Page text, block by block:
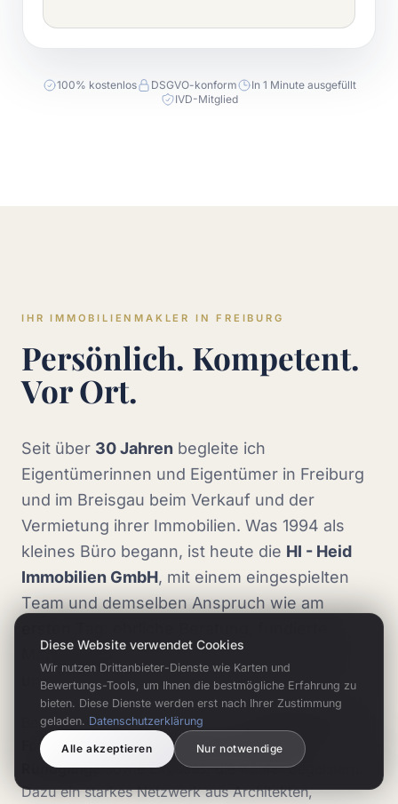
100% kostenlos DSGVO-konform
In 1 Minute ausgefüllt
IVD-Mitglied
IHR IMMOBILIENMAKLER IN FREIBURG
Persönlich. Kompetent.
Vor Ort.
Seit über 30 Jahren begleite ich
Eigentümerinnen und Eigentümer in Freiburg
und im Breisgau beim Verkauf und der
Vermietung ihrer Immobilien. Was 1994 als
kleines Büro begann, ist heute die HI - Heid
Immobilien GmbH, mit einem eingespielten
Team und demselben Anspruch wie am
Marktkenntnis und echte Leidenschaft für
unsere Region.
Bei jeder Immobilie setzen wir auf
Fotografie, Drohnenaufnahmen und 360°-
Rundgängesowie Exposés, die Käufer begeistern.
Dazu ein starkes Netzwerk aus Architekten,
Diese Website verwendet Cookies
Wir nutzen Drittanbieter-Dienste wie Karten und
Bewertungs-Tools, um Ihnen die bestmögliche Erfahrung zu
bieten. Diese Dienste werden erst nach Ihrer Zustimmung
geladen. Datenschutzerklärung
Alle akzeptieren Nur notwendige